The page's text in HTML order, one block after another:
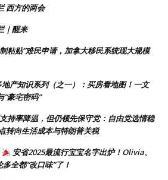
西方的两会
｜醒来
粘贴”难民申请，加拿大移民系统现大规模
产知识系列（之一）：买房看地图！一文
“豪宅密码”
持率降温，但仍领先保守党：自由党选情稳
转向生活成本与特朗普关税
安省2025最流行宝宝名字出炉！Olivia、
全都“改口味”了！